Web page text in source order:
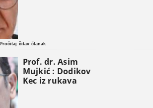
Pročitaj čitav članak
Prof. dr. Asim
Mujkić : Dodikov
Kec iz rukava